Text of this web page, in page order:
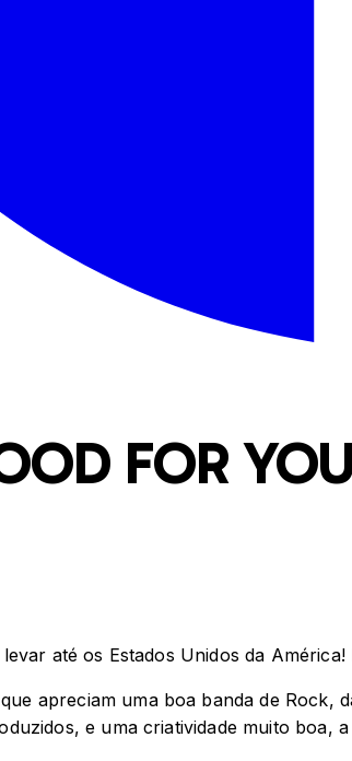
FOR YOU
até os Estados Unidos da
apreciam uma boa banda de
e uma criatividade muito boa,